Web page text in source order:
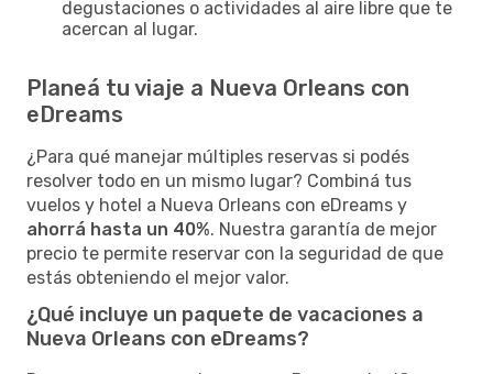
degustaciones o actividades al aire libre que te
acercan al lugar.
Planeá tu viaje a Nueva Orleans con
eDreams
¿Para qué manejar múltiples reservas si podés
resolver todo en un mismo lugar? Combiná tus
vuelos y hotel a Nueva Orleans con eDreams y
ahorrá hasta un 40%. Nuestra garantía de mejor
precio te permite reservar con la seguridad de que
estás obteniendo el mejor valor.
¿Qué incluye un paquete de vacaciones a
Nueva Orleans con eDreams?